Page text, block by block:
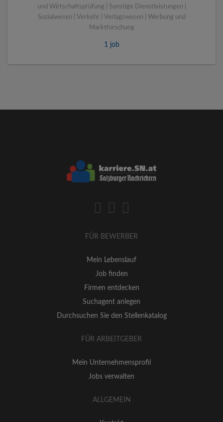
und Wirtschaftsprüfung | Sonstige Dienstleistungen |
Sozialwesen | Verkehr | Verlagswesen | Werbung und
Marktforschung
1 job
FÜR BEWERBER
Mein Lebenslauf
Job finden
Firmen entdecken
Suchagent anlegen
Durchsuchen Sie den Stellenkatalog
FÜR ARBEITGEBER
Mein Unternehmensprofil
Jobs verwalten
ALLGEMEIN